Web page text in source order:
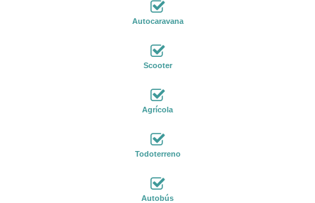
Autocaravana
Scooter
Agrícola
Todoterreno
Autobús